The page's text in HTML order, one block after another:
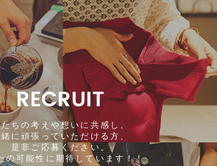
RECRUIT
ちの考えや想いに共感し、
に頑張っていただける方、
是非ご応募ください。
の可能性に期待しています！！